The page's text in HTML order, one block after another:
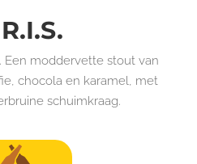
Een moddervette stout van
chocola en karamel, met
schuimkraag.